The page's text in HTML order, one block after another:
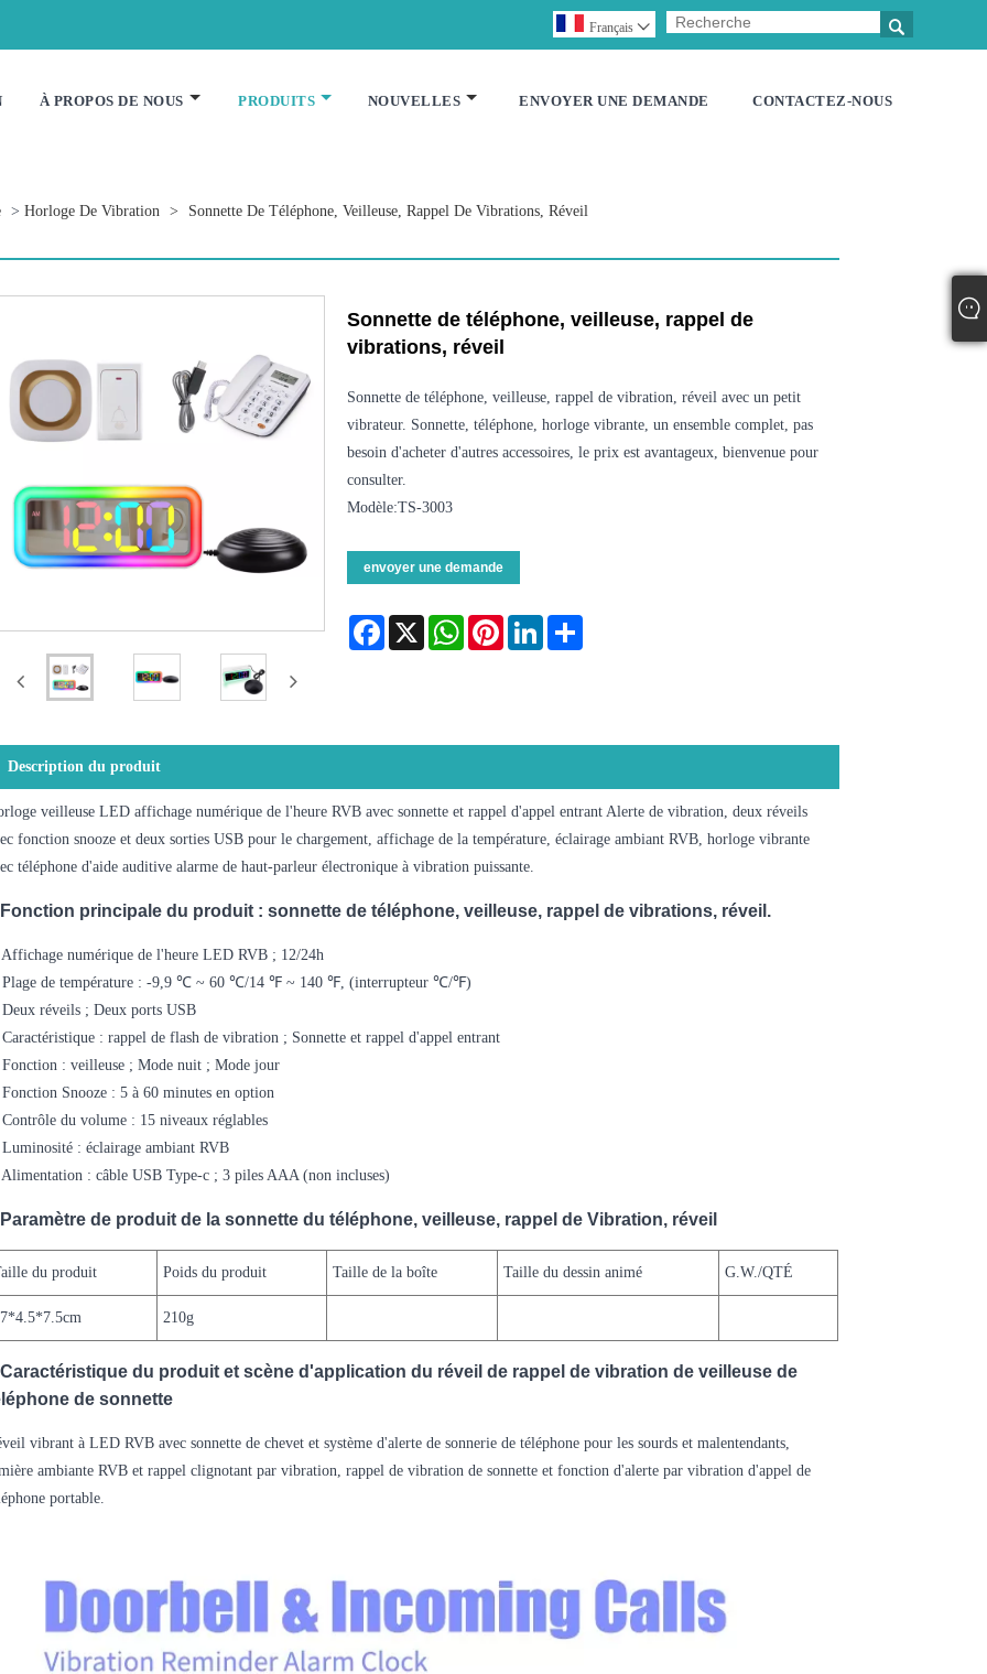

Français 
À PROPOS DE NOUS PRODUITS NOUVELLES ENVOYER UNE DEMANDE CONTACTEZ-NOUS
>Horloge De Vibration > Sonnette De Téléphone, Veilleuse, Rappel De Vibrations, Réveil
Sonnette de téléphone, veilleuse, rappel de
vibrations, réveil
Sonnette de téléphone, veilleuse, rappel de vibration, réveil avec un petit
vibrateur. Sonnette, téléphone, horloge vibrante, un ensemble complet, pas
besoin d'acheter d'autres accessoires, le prix est avantageux, bienvenue pour
consulter.
Modèle:TS-3003
envoyer une demande
Facebook
X WhatsAppPinterestLinkedInShare
Description du produit
veilleuse LED affichage numérique de l'heure RVB avec sonnette et rappel d'appel entrant Alerte de vibration, deux réveils
fonction snooze et deux sorties USB pour le chargement, affichage de la température, éclairage ambiant RVB, horloge vibrante
téléphone d'aide auditive alarme de haut-parleur électronique à vibration puissante.
Fonction principale du produit : sonnette de téléphone, veilleuse, rappel de vibrations, réveil.
numérique de l'heure LED RVB ; 12/24h
Plage de température : -9,9 ℃ ~ 60 ℃/14 ℉ ~ 140 ℉, (interrupteur ℃/℉)
réveils ; Deux ports USB
: rappel de flash de vibration ; Sonnette et rappel d'appel entrant
: veilleuse ; Mode nuit ; Mode jour
Snooze : 5 à 60 minutes en option
du volume : 15 niveaux réglables
: éclairage ambiant RVB
Alimentation : câble USB Type-c ; 3 piles AAA (non incluses)
Paramètre de produit de la sonnette du téléphone, veilleuse, rappel de Vibration, réveil
du produit Poids du produit Taille de la boîte Taille du dessin animé G.W./QTÉ
210g
Caractéristique du produit et scène d'application du réveil de rappel de vibration de veilleuse de
de sonnette
vibrant à LED RVB avec sonnette de chevet et système d'alerte de sonnerie de téléphone pour les sourds et malentendants,
ambiante RVB et rappel clignotant par vibration, rappel de vibration de sonnette et fonction d'alerte par vibration d'appel de
portable.